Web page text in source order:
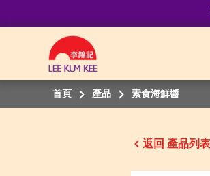
首頁 產品 素食海鮮醬
返回